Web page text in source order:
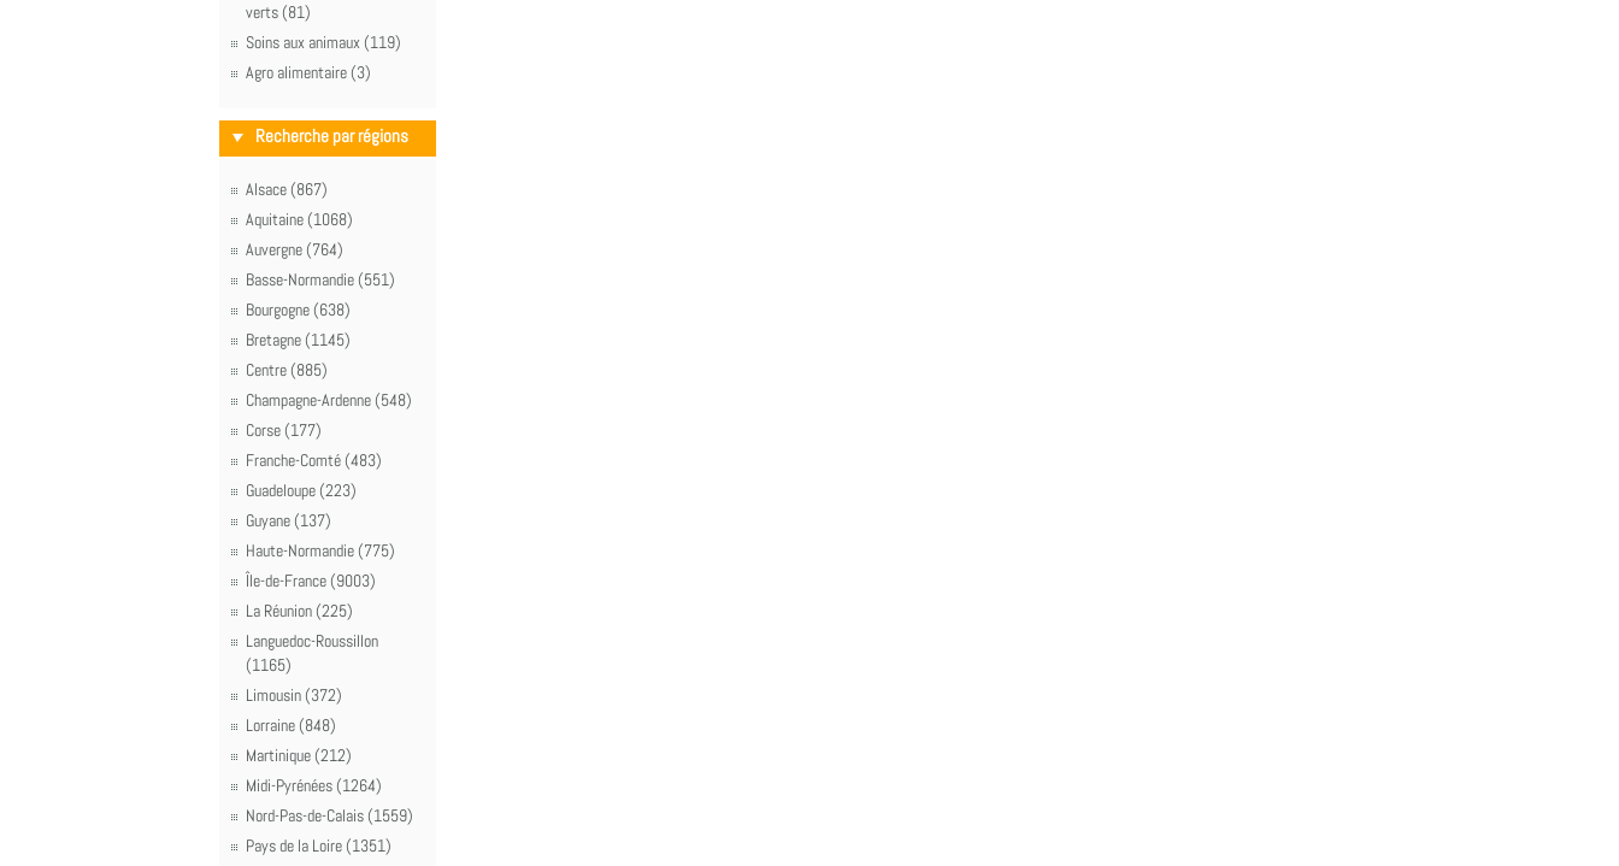
verts (81)
Soins aux animaux (119)
Agro alimentaire (3)
Recherche par régions
Alsace (867)
Aquitaine (1068)
Auvergne (764)
Basse-Normandie (551)
Bourgogne (638)
Bretagne (1145)
Centre (885)
Champagne-Ardenne (548)
Corse (177)
Franche-Comté (483)
Guadeloupe (223)
Guyane (137)
Haute-Normandie (775)
Île-de-France (9003)
La Réunion (225)
Languedoc-Roussillon
(1165)
Limousin (372)
Lorraine (848)
Martinique (212)
Midi-Pyrénées (1264)
Nord-Pas-de-Calais (1559)
Pays de la Loire (1351)